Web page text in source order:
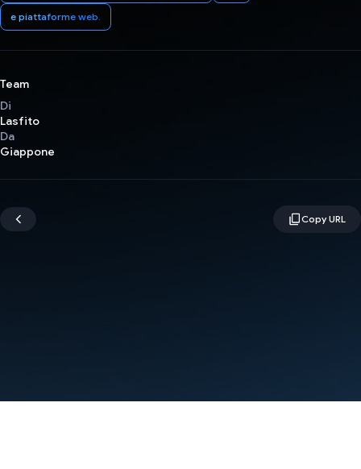
e piattaforme web.
Team
Di
Lasfito
Da
Giappone